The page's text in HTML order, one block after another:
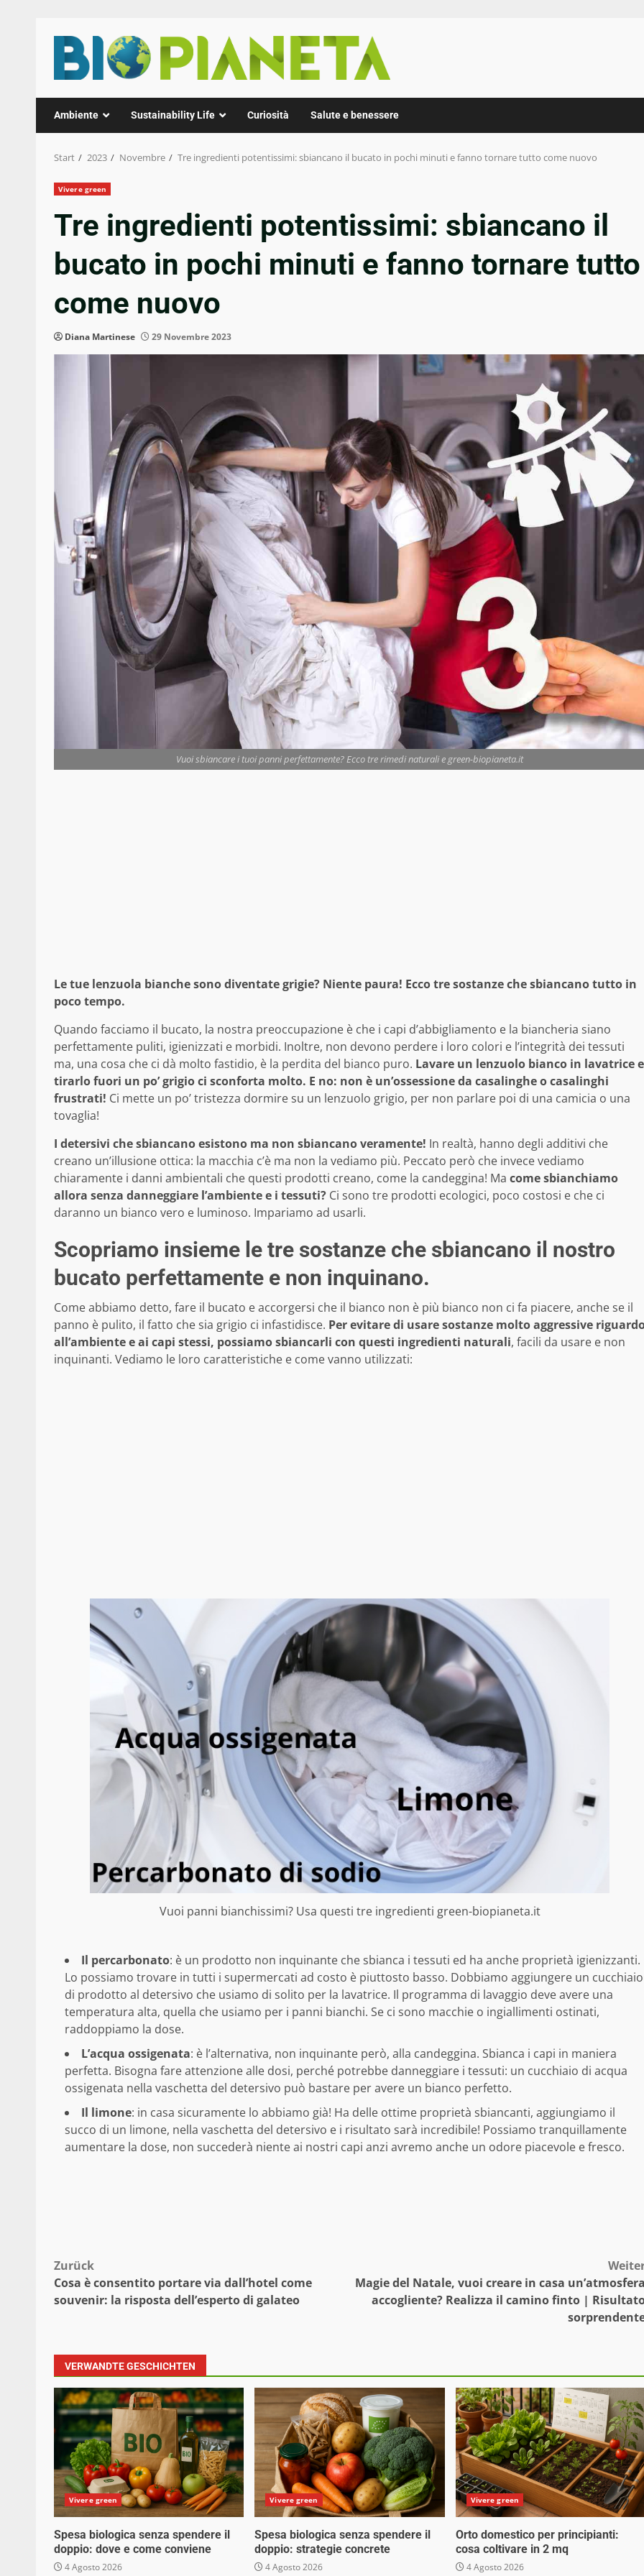
Inhalt
springen
Ambiente Sustainability Life Curiosità Salute e benessere
Start 2023 Novembre Tre ingredienti potentissimi: sbiancano il bucato in pochi minuti e fanno tornare tutto come nuovo
Vivere green
Tre ingredienti potentissimi: sbiancano il
bucato in pochi minuti e fanno tornare tutto
come nuovo
Diana Martinese 29 Novembre 2023
Vuoi sbiancare i tuoi panni perfettamente? Ecco tre rimedi naturali e green-biopianeta.it
Le tue lenzuola bianche sono diventate grigie? Niente paura! Ecco tre sostanze che sbiancano tutto in
poco tempo.
Quando facciamo il bucato, la nostra preoccupazione è che i capi d’abbigliamento e la biancheria siano
perfettamente puliti, igienizzati e morbidi. Inoltre, non devono perdere i loro colori e l’integrità dei tessuti
ma, una cosa che ci dà molto fastidio, è la perdita del bianco puro. Lavare un lenzuolo bianco in lavatrice e
tirarlo fuori un po’ grigio ci sconforta molto. E no: non è un’ossessione da casalinghe o casalinghi
frustrati! Ci mette un po’ tristezza dormire su un lenzuolo grigio, per non parlare poi di una camicia o una
tovaglia!
I detersivi che sbiancano esistono ma non sbiancano veramente! In realtà, hanno degli additivi che
creano un’illusione ottica: la macchia c’è ma non la vediamo più. Peccato però che invece vediamo
chiaramente i danni ambientali che questi prodotti creano, come la candeggina! Ma come sbianchiamo
allora senza danneggiare l’ambiente e i tessuti? Ci sono tre prodotti ecologici, poco costosi e che ci
daranno un bianco vero e luminoso. Impariamo ad usarli.
Scopriamo insieme le tre sostanze che sbiancano il nostro
bucato perfettamente e non inquinano.
Come abbiamo detto, fare il bucato e accorgersi che il bianco non è più bianco non ci fa piacere, anche se il
panno è pulito, il fatto che sia grigio ci infastidisce. Per evitare di usare sostanze molto aggressive
all’ambiente e ai capi stessi, possiamo sbiancarli con questi ingredienti naturali, facili da usare e non
inquinanti. Vediamo le loro caratteristiche e come vanno utilizzati:
Vuoi panni bianchissimi? Usa questi tre ingredienti green-biopianeta.it
Il percarbonato: è un prodotto non inquinante che sbianca i tessuti ed ha anche proprietà igienizzanti.
Lo possiamo trovare in tutti i supermercati ad costo è piuttosto basso. Dobbiamo aggiungere un cucchiaio
di prodotto al detersivo che usiamo di solito per la lavatrice. Il programma di lavaggio deve avere una
temperatura alta, quella che usiamo per i panni bianchi. Se ci sono macchie o ingiallimenti ostinati,
raddoppiamo la dose.
L’acqua ossigenata: è l’alternativa, non inquinante però, alla candeggina. Sbianca i capi in maniera
perfetta. Bisogna fare attenzione alle dosi, perché potrebbe danneggiare i tessuti: un cucchiaio di acqua
ossigenata nella vaschetta del detersivo può bastare per avere un bianco perfetto.
Il limone: in casa sicuramente lo abbiamo già! Ha delle ottime proprietà sbiancanti, aggiungiamo il
succo di un limone, nella vaschetta del detersivo e i risultato sarà incredibile! Possiamo tranquillamente
aumentare la dose, non succederà niente ai nostri capi anzi avremo anche un odore piacevole e fresco.
Beitragsnavigation
Zurück
Cosa è consentito portare via dall’hotel come
souvenir: la risposta dell’esperto di galateo
Magie del Natale, vuoi creare in casa
accogliente? Realizza il camino finto |
VERWANDTE GESCHICHTEN
Vivere green
Spesa biologica senza spendere il
doppio: dove e come conviene
4 Agosto 2026
Vivere green
Spesa biologica senza spendere il
doppio: strategie concrete
4 Agosto 2026
Vivere green
Orto domestico per principianti:
cosa coltivare in 2 mq
4 Agosto 2026